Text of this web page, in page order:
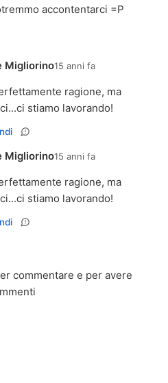
accontentarci =P
Migliorino15 anni fa
ragione, ma
stiamo lavorando!
Migliorino15 anni fa
ragione, ma
stiamo lavorando!
commentare e per avere